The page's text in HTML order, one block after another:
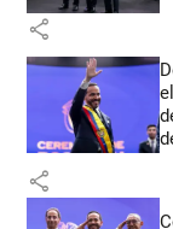
share
share